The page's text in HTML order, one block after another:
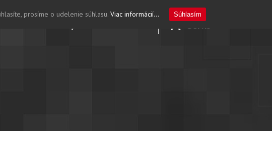
Servis
prosíme o udelenie súhlasu. Viac informácií... Súhlasím